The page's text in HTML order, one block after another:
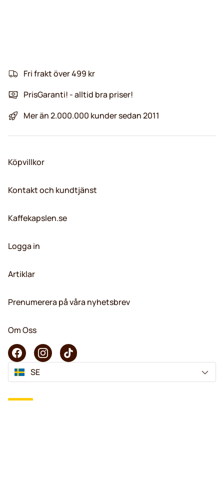
Fri frakt över 499 kr
PrisGaranti! - alltid bra priser!
Mer än 2.000.000 kunder sedan 2011
Köpvillkor
Kontakt och kundtjänst
Kaffekapslen.se
Logga in
Artiklar
Prenumerera på våra nyhetsbrev
Om Oss
SE